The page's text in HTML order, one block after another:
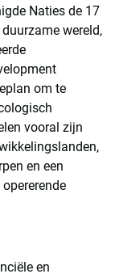
Naties de 17
wereld,
om te
vooral zijn
en een
en